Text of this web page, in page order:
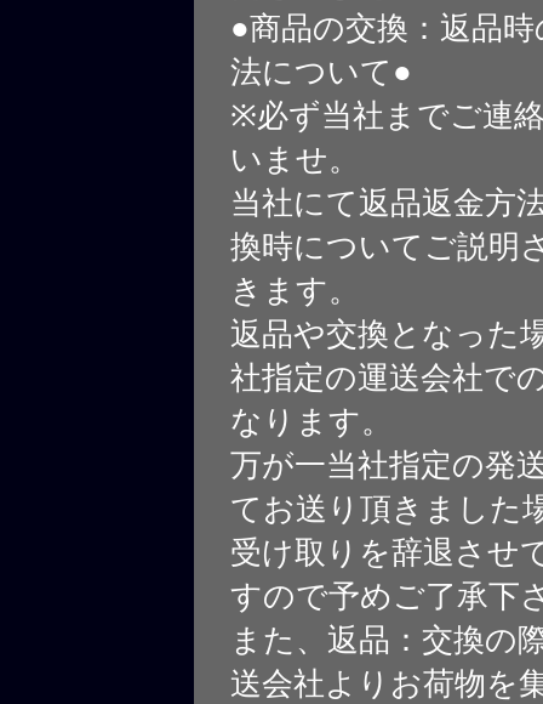
●商品の交換：返品
法について●
※必ず当社までご連
いませ。
当社にて返品返金方
換時についてご説明
きます。
返品や交換となった
社指定の運送会社で
なります。
万が一当社指定の発
てお送り頂きました
受け取りを辞退させ
すので予めご了承下
また、返品：交換の
送会社よりお荷物を